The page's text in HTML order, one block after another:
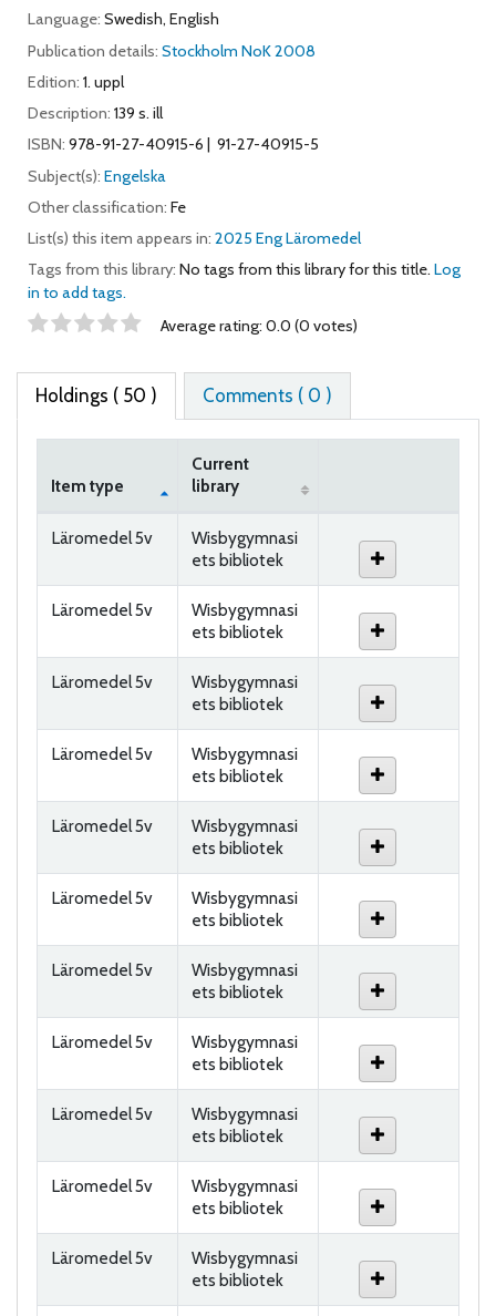
Language: Swedish, English
Publication details: Stockholm NoK2008
Edition: 1. uppl
Description: 139 s. ill
ISBN: 978-91-27-40915-6
91-27-40915-5
Subject(s): Engelska
Other classification: Fe
List(s) this item appears in: 2025 Eng Läromedel
Tags from this library: No tags from this library for this title. Log
in to add tags.
Star ratings Average rating: 0.0 (0 votes)
Holdings ( 50 ) Comments ( 0 )
Item type
Current
library
Läromedel 5v
Wisbygymnasi
ets bibliotek
Läromedel 5v
Wisbygymnasi
ets bibliotek
Läromedel 5v
Wisbygymnasi
ets bibliotek
Läromedel 5v
Wisbygymnasi
ets bibliotek
Läromedel 5v
Wisbygymnasi
ets bibliotek
Läromedel 5v
Wisbygymnasi
ets bibliotek
Läromedel 5v
Wisbygymnasi
ets bibliotek
Läromedel 5v
Wisbygymnasi
ets bibliotek
Läromedel 5v
Wisbygymnasi
ets bibliotek
Läromedel 5v
Wisbygymnasi
ets bibliotek
Läromedel 5v
Wisbygymnasi
ets bibliotek